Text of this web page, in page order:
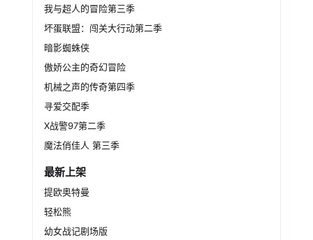
我与超人的冒险第三季
坏蛋联盟：闯关大行动第二季
暗影蜘蛛侠
傲娇公主的奇幻冒险
机械之声的传奇第四季
寻爱交配季
X战警97第二季
魔法俏佳人 第三季
最新上架
提欧奥特曼
轻松熊
幼女战记剧场版